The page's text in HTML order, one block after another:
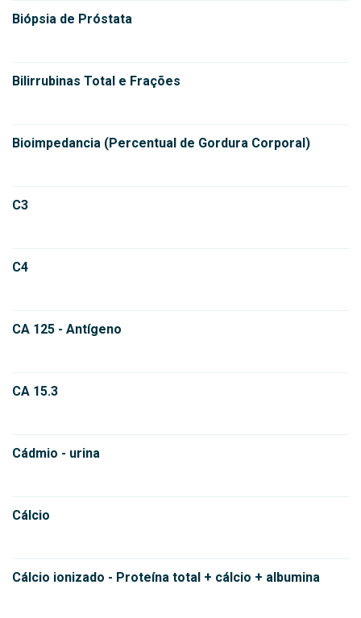
Biópsia de Próstata
Bilirrubinas Total e Frações
Bioimpedancia (Percentual de Gordura Corporal)
C3
C4
CA 125 - Antígeno
CA 15.3
Cádmio - urina
Cálcio
Cálcio ionizado - Proteína total + cálcio + albumina